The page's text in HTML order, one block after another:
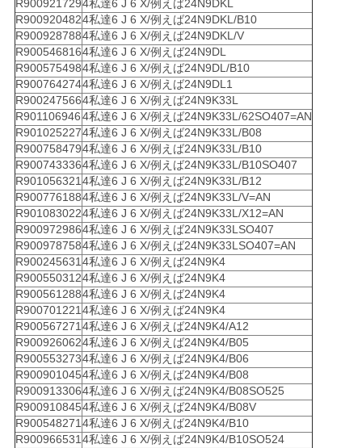
R9009217294私達6 J 6 X/例えば24N9DKL
R9009204824私達6 J 6 X/例えば24N9DKL/B10
R9009287884私達6 J 6 X/例えば24N9DKL/V
R9005468164私達6 J 6 X/例えば24N9DL
R9005754984私達6 J 6 X/例えば24N9DL/B10
R9007642744私達6 J 6 X/例えば24N9DL1
R9002475664私達6 J 6 X/例えば24N9K33L
R9011069464私達6 J 6 X/例えば24N9K33L/62SO407=AN
R9010252274私達6 J 6 X/例えば24N9K33L/B08
R9007584794私達6 J 6 X/例えば24N9K33L/B10
R9007433364私達6 J 6 X/例えば24N9K33L/B10SO407
R901056321 4私達6 J 6 X/例えば24N9K33L/B12
R9007761884私達6 J 6 X/例えば24N9K33L/V=AN
R9010830224私達6 J 6 X/例えば24N9K33L/X12=AN
R9009729864私達6 J 6 X/例えば24N9K33LSO407
R9009787584私達6 J 6 X/例えば24N9K33LSO407=AN
R900245631 4私達6 J 6 X/例えば24N9K4
R9005503124私達6 J 6 X/例えば24N9K4
R9005612884私達6 J 6 X/例えば24N9K4
R900701221 4私達6 J 6 X/例えば24N9K4
R900567271 4私達6 J 6 X/例えば24N9K4/A12
R9009260624私達6 J 6 X/例えば24N9K4/B05
R9005532734私達6 J 6 X/例えば24N9K4/B06
R9009010454私達6 J 6 X/例えば24N9K4/B08
R9009133064私達6 J 6 X/例えば24N9K4/B08SO525
R9009108454私達6 J 6 X/例えば24N9K4/B08V
R900548271 4私達6 J 6 X/例えば24N9K4/B10
R900966531 4私達6 J 6 X/例えば24N9K4/B10SO524